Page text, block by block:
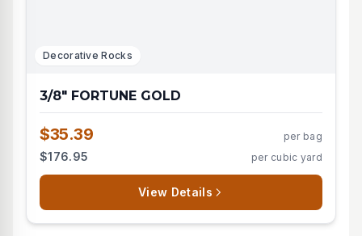
Decorative Rocks
3/8" FORTUNE GOLD
$35.39 per bag
$176.95 per cubic yard
View Details